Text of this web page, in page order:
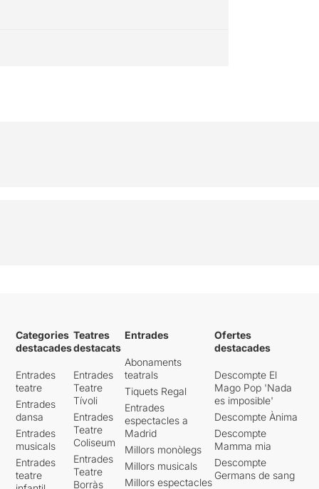
Categories
destacades
Entrades
teatre
Entrades
dansa
Entrades
musicals
Entrades
teatre
Teatres
destacats
Entrades
Teatre
Tívoli
Entrades
Teatre
Coliseum
Entrades
Teatre
Borràs
Entrades
Abonaments
teatrals
Tiquets Regal
Entrades
espectacles a
Madrid
Millors monòlegs
Millors musicals
Millors espectacles
Ofertes
destacades
Descompte El
Mago Pop 'Nada
es imposible'
Descompte Ànima
Descompte
Mamma mia
Descompte
Germans de sang